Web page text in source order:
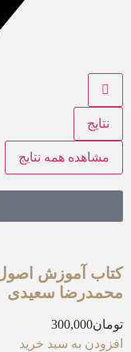
نتایج
مشاهده همه نتایج
کتاب آموزش اصول
محمدرضا سعیدی
تومان300,000
افزودن به سبد خرید